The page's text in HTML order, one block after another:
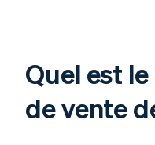
Quel est
de vente